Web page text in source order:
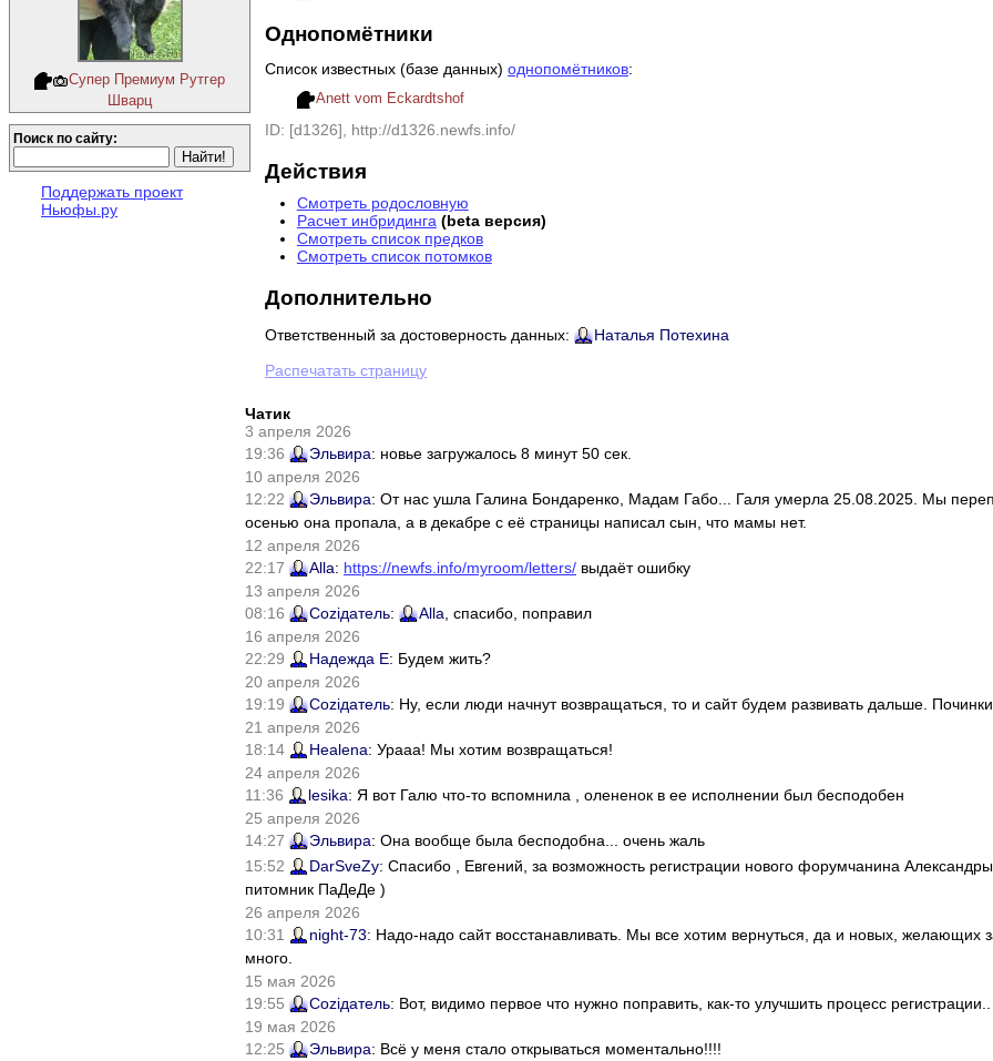
Супер Премиум Рутгер
Шварц
Поиск по сайту:
Поддержать проект
Ньюфы.ру
Однопомётники
Список известных (базе данных) однопомётников:
Anett vom Eckardtshof
ID: [d1326], http://d1326.newfs.info/
Действия
Смотреть родословную
Расчет инбридинга (beta версия)
Смотреть список предков
Смотреть список потомков
Дополнительно
Ответственный за достоверность данных: Наталья Потехина
Распечатать страницу
Чатик
3 апреля 2026
19:36
Эльвира: новье загружалось 8 минут 50 сек.
10 апреля 2026
12:22
Эльвира: От нас ушла Галина Бондаренко, Мадам Габо... Галя умерла 25.08.2025. Мы
осенью она пропала, а в декабре с её страницы написал сын, что мамы нет.
12 апреля 2026
22:17
Alla: https://newfs.info/myroom/letters/ выдаёт ошибку
13 апреля 2026
08:16
Соziдатель: Alla , спасибо, поправил
16 апреля 2026
22:29
Надежда Е: Будем жить?
20 апреля 2026
19:19
Соziдатель: Ну, если люди начнут возвращаться, то и сайт будем развивать дальше.
21 апреля 2026
18:14
Healena: Урааа! Мы хотим возвращаться!
24 апреля 2026
11:36
lesika: Я вот Галю что-то вспомнила , олененок в ее исполнении был бесподобен
25 апреля 2026
14:27
Эльвира: Она вообще была бесподобна... очень жаль
15:52
DarSveZy: Спасибо , Евгений, за возможность регистрации нового форумчанина
питомник ПаДеДе )
26 апреля 2026
10:31
night-73: Надо-надо сайт восстанавливать. Мы все хотим вернуться, да и новых, желающих
много.
15 мая 2026
19:55
Соziдатель: Вот, видимо первое что нужно поправить, как-то улучшить процесс регистрации..
19 мая 2026
12:25
Эльвира: Всё у меня стало открываться моментально!!!!